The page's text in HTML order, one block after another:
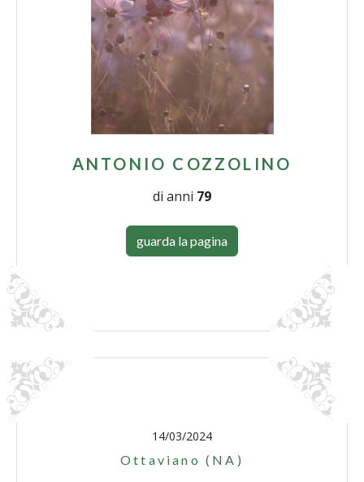
ANTONIO COZZOLINO
di anni 79
guarda la pagina
14/03/2024
Ottaviano (NA)